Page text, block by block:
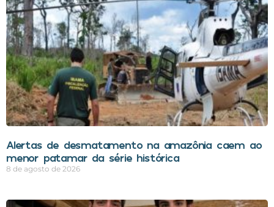
Alertas de desmatamento na amazônia caem ao
menor patamar da série histórica
8 de agosto de 2026